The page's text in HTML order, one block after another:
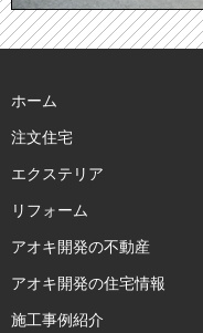
ホーム
注文住宅
エクステリア
リフォーム
アオキ開発の不動産
アオキ開発の住宅情報
施工事例紹介